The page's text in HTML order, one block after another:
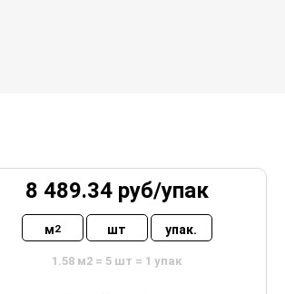
8 489.34руб/упак
м2 шт упак.
1.58 м2 = 5 шт = 1 упак